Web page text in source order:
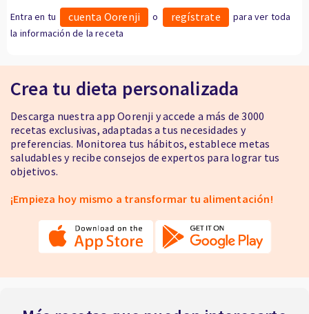
Entra en tu cuenta Oorenji o regístrate
para ver toda
la información de la receta
Crea tu dieta personalizada
Descarga nuestra app Oorenji y accede a más de 3000
recetas exclusivas, adaptadas a tus necesidades y
preferencias. Monitorea tus hábitos, establece metas
saludables y recibe consejos de expertos para lograr tus
objetivos.
¡Empieza hoy mismo a transformar tu alimentación!